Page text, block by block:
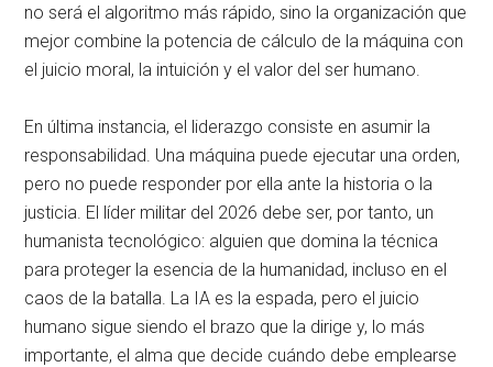
no será el algoritmo más rápido, sino la organización que
mejor combine la potencia de cálculo de la máquina con
el juicio moral, la intuición y el valor del ser humano
En última instancia, el liderazgo consiste en asumir la
responsabilidad . Una máquina puede ejecutar una orden,
pero no puede responder por ella ante la historia o la
justicia . El líder militar del 2026 debe ser, por tanto, un
humanista tecnológico: alguien que domina la técnica
para proteger la esencia de la humanidad, incluso en el
caos de la batalla . La IA es la espada, pero el juicio
humano sigue siendo el brazo que la dirige y, lo más
importante, el alma que decide cuándo debe emplearse